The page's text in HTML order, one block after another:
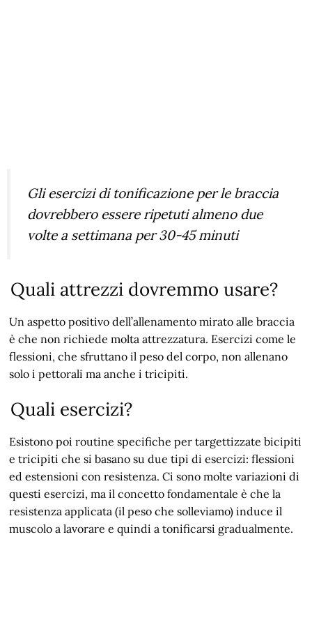
Gli esercizi di tonificazione per le braccia
dovrebbero essere ripetuti almeno due
volte a settimana per 30-45 minuti
Quali attrezzi dovremmo usare?
Un aspetto positivo dell’allenamento mirato alle braccia
è che non richiede molta attrezzatura. Esercizi come le
flessioni, che sfruttano il peso del corpo, non allenano
solo i pettorali ma anche i tricipiti.
Quali esercizi?
Esistono poi routine specifiche per targettizzate bicipiti
e tricipiti che si basano su due tipi di esercizi: flessioni
ed estensioni con resistenza. Ci sono molte variazioni di
questi esercizi, ma il concetto fondamentale è che la
resistenza applicata (il peso che solleviamo) induce il
muscolo a lavorare e quindi a tonificarsi gradualmente.